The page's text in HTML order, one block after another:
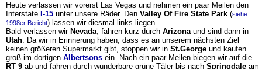
Heute verlassen wir vorerst Las Vegas und nehmen ein paar Meilen den
Interstate I-15 unter unsere Räder. Den Valley Of Fire State Park (siehe
1998er Bericht) lassen wir diesmal links liegen.
Bald verlassen wir Nevada, fahren kurz durch Arizonaund sind dann in
Utah. Da wir in Erinnerung haben, dass es an unserem nächsten Ziel
keinen größeren Supermarkt gibt, stoppen wir in St.George und kaufen
groß im dortigen Albertsons ein. Nach ein paar Meilen biegen wir auf die
RT 9 ab und fahren durch wunderbare grüne Täler bis nach Springdale am